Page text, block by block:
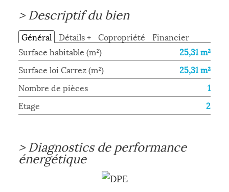
> Descriptif du bien
Général Détails + Copropriété
Financier
Surface habitable (m²)
25,31 m²
Surface loi Carrez (m²)
25,31 m²
Nombre de pièces
1
Etage
2
> Diagnostics de performance
énergétique